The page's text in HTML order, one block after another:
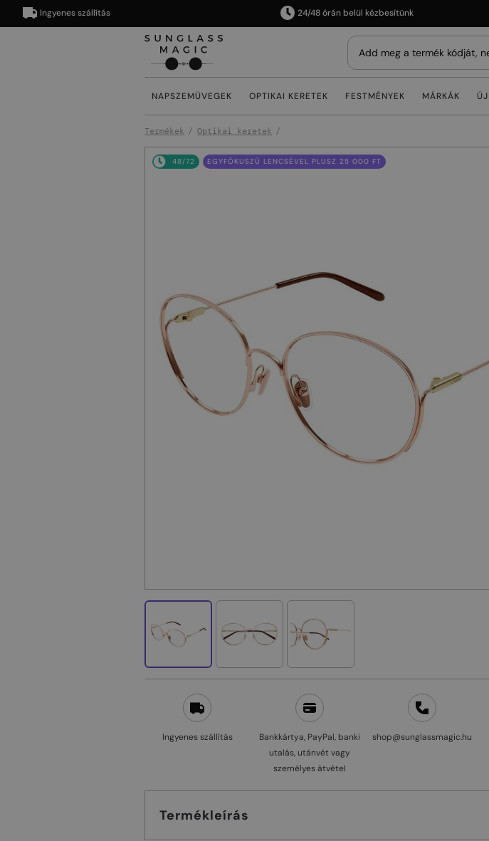
Ingyenes szállítás 24/48 órán belül kézbesítünk
NAPSZEMÜVEGEK OPTIKAI KERETEK FESTMÉNYEK MÁRKÁK ÚJ
Termékek Optikai keretek
48/72 EGYFÓKUSZÚ LENCSÉVEL PLUSZ 25 000 FT
Ingyenes szállítás
Bankkártya, PayPal, banki
utalás, utánvét vagy
személyes átvétel
shop@sunglassmagic.hu
Termékleírás